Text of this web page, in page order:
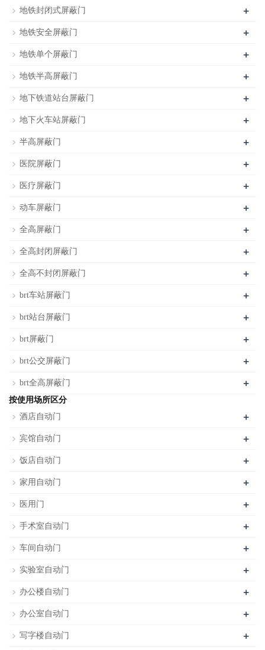
地铁封闭式屏蔽门 +
地铁安全屏蔽门 +
地铁单个屏蔽门 +
地铁半高屏蔽门 +
地下铁道站台屏蔽门 +
地下火车站屏蔽门 +
半高屏蔽门 +
医院屏蔽门 +
医疗屏蔽门 +
动车屏蔽门 +
全高屏蔽门 +
全高封闭屏蔽门 +
全高不封闭屏蔽门 +
brt车站屏蔽门 +
brt站台屏蔽门 +
brt屏蔽门 +
brt公交屏蔽门 +
brt全高屏蔽门 +
按使用场所区分
酒店自动门
+
宾馆自动门 +
饭店自动门 +
家用自动门 +
医用门 +
手术室自动门 +
车间自动门 +
实验室自动门 +
办公楼自动门 +
办公室自动门 +
写字楼自动门 +